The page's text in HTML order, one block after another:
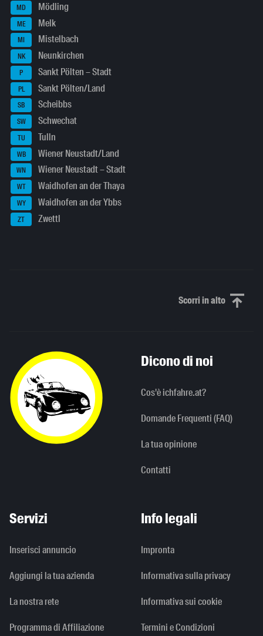
MD Mödling
ME Melk
MI Mistelbach
NK Neunkirchen
P Sankt Pölten – Stadt
PL Sankt Pölten/Land
SB Scheibbs
SW Schwechat
TU Tulln
WB Wiener Neustadt/Land
WN Wiener Neustadt – Stadt
WT Waidhofen an der Thaya
WY Waidhofen an der Ybbs
ZT Zwettl
Scorri in altoScorri in alto
Dicono di noi
Cos'è ichfahre.at?
Domande Frequenti (FAQ)
La tua opinione
Contatti
Servizi
Inserisci annuncio
Aggiungi la tua azienda
La nostra rete
Programma di Affiliazione
Info legali
Impronta
Informativa sulla privacy
Informativa sui cookie
Termini e Condizioni